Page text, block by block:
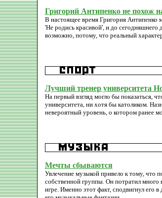
Григорий Антипенко не похож
В настоящее время Григория Антипенко
'Не родись красивой', и до сегодняшнего
возможно, потому, что реальный
Лучший тренер университета
На первый взгляд могло бы показаться,
университета, ни хотя бы католиком.
невероятный уровень, о котором ранее
Мечты сбываются
Увлечение музыкой привело к тому, что
собственной группы. Он потратил много
игре. Именно этот факт, сподвигнул его